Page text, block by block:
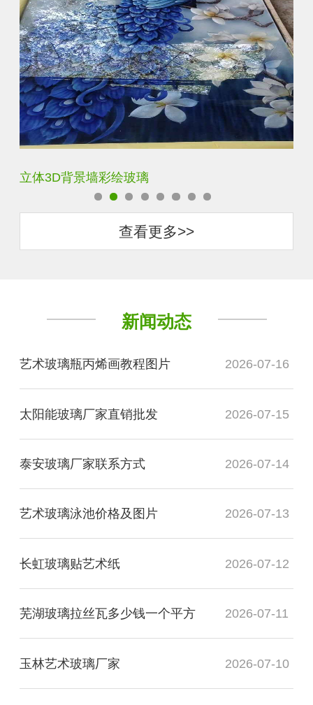
立体3D背景墙彩绘玻璃
查看更多>>
新闻动态
艺术玻璃瓶丙烯画教程图片 2026-07-16
太阳能玻璃厂家直销批发 2026-07-15
泰安玻璃厂家联系方式 2026-07-14
艺术玻璃泳池价格及图片 2026-07-13
长虹玻璃贴艺术纸 2026-07-12
芜湖玻璃拉丝瓦多少钱一个平方 2026-07-11
玉林艺术玻璃厂家 2026-07-10